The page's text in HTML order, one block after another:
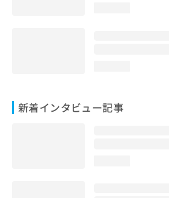
新着インタビュー記事